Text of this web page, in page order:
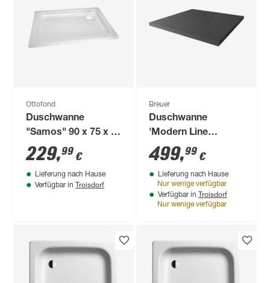
Ottofond
Duschwanne
"Samos" 90 x 75 x 6
cm
229,99 €
Lieferung nach Hause
Verfügbar in Troisdorf
Breuer
Duschwanne
'Modern Line
Steinoptik' anthrazit
90 x 90 cm
499,99 €
Lieferung nach Hause
Nur wenige verfügbar
Verfügbar in Troisdorf
Nur wenige verfügbar